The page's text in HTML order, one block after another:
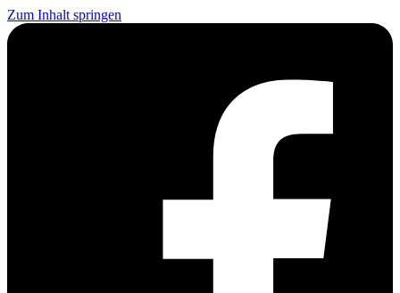
Zum Inhalt springen